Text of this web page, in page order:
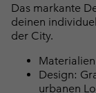
Das markante
deinen
der City.
Design:
urbanen